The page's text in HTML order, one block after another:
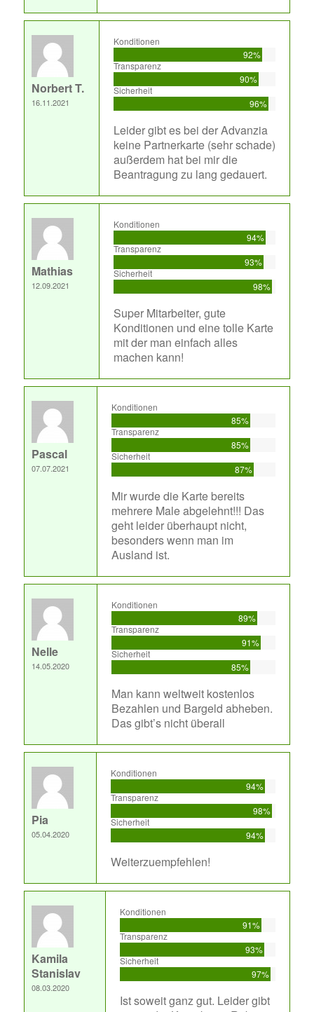
Norbert T.
16.11.2021
Konditionen
92%
Transparenz
90%
Sicherheit
96%
Leider gibt es bei der Advanzia
keine Partnerkarte (sehr schade)
außerdem hat bei mir die
Beantragung zu lang gedauert.
Mathias
12.09.2021
Konditionen
94%
Transparenz
93%
Sicherheit
98%
Super Mitarbeiter, gute
Konditionen und eine tolle Karte
mit der man einfach alles
machen kann!
Pascal
07.07.2021
Konditionen
85%
Transparenz
85%
Sicherheit
87%
Mir wurde die Karte bereits
mehrere Male abgelehnt!!! Das
geht leider überhaupt nicht,
besonders wenn man im
Ausland ist.
Nelle
14.05.2020
Konditionen
89%
Transparenz
91%
Sicherheit
85%
Man kann weltweit kostenlos
Bezahlen und Bargeld abheben.
Das gibt’s nicht überall
Pia
05.04.2020
Konditionen
94%
Transparenz
98%
Sicherheit
94%
Weiterzuempfehlen!
Kamila
Stanislav
08.03.2020
Konditionen
91%
Transparenz
93%
Sicherheit
97%
Ist soweit ganz gut. Leider gibt